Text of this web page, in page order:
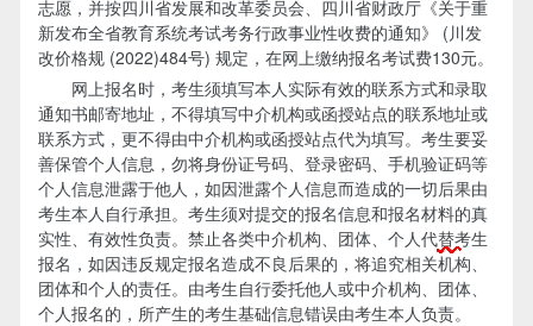
志愿，并按四川省发展和改革委员会、四川省财政厅《关于重
新发布全省教育系统考试考务行政事业性收费的通知》 (川发
改价格规 (2022)484号) 规定，在网上缴纳报名考试费130元。
网上报名时，考生须填写本人实际有效的联系方式和录取
通知书邮寄地址，不得填写中介机构或函授站点的联系地址或
联系方式，更不得由中介机构或函授站点代为填写。考生要妥
善保管个人信息，勿将身份证号码、登录密码、手机验证码等
个人信息泄露于他人，如因泄露个人信息而造成的一切后果由
考生本人自行承担。考生须对提交的报名信息和报名材料的真
实性、有效性负责。禁止各类中介机构、团体、个人代替考生
报名，如因违反规定报名造成不良后果的，将追究相关机构、
团体和个人的责任。由考生自行委托他人或中介机构、团体、
个人报名的，所产生的考生基础信息错误由考生本人负责。